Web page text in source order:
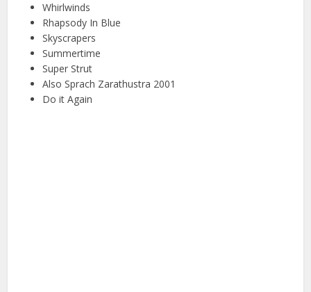
Whirlwinds
Rhapsody In Blue
Skyscrapers
Summertime
Super Strut
Also Sprach Zarathustra 2001
Do it Again